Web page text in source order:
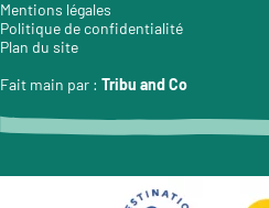
Mentions légales
Politique de confidentialité
Plan du site
Fait main par : Tribu and Co